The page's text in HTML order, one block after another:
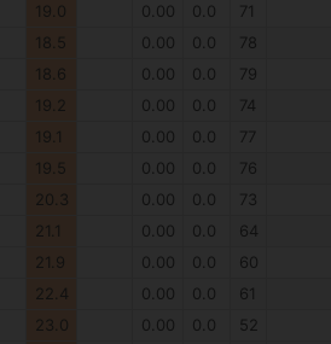
19.0 0.00 0.0
71
18.5 0.00 0.0
78
18.6 0.00 0.0
79
19.2 0.00 0.0
74
19.1 0.00 0.0
77
19.5 0.00 0.0
76
20.3 0.00 0.0
73
21.1 0.00 0.0
64
21.9 0.00 0.0
60
22.4 0.00 0.0
61
23.0 0.00 0.0
52